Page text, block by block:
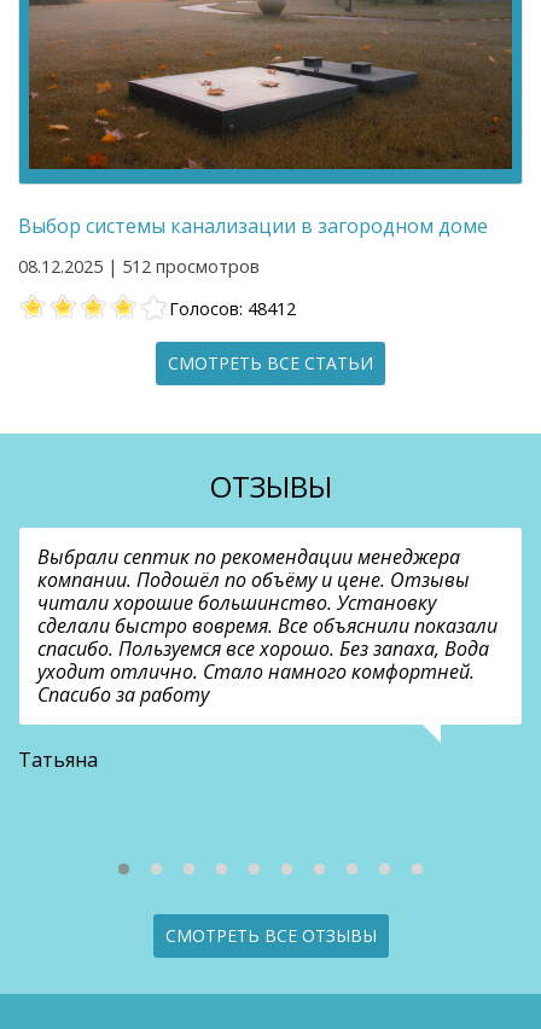
Выбор системы канализации в загородном доме
08.12.2025 | 512 просмотров
Голосов: 48412
СМОТРЕТЬ ВСЕ СТАТЬИ
ОТЗЫВЫ
Выбрали септик по рекомендации менеджера
компании. Подошёл по объёму и цене. Отзывы
читали хорошие большинство. Установку
сделали быстро вовремя. Все объяснили показали
спасибо. Пользуемся все хорошо. Без запаха, Вода
уходит отлично. Стало намного комфортней.
Спасибо за работу
Татьяна
СМОТРЕТЬ ВСЕ ОТЗЫВЫ